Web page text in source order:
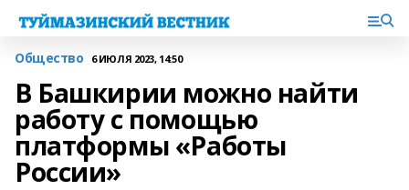
Общество 6 ИЮЛЯ 2023, 14:50
В Башкирии можно найти
работу с помощью
платформы «Работы
России»